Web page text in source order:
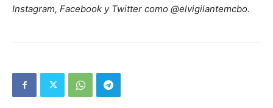
Instagram, Facebook y Twitter como @elvigilantemcbo.